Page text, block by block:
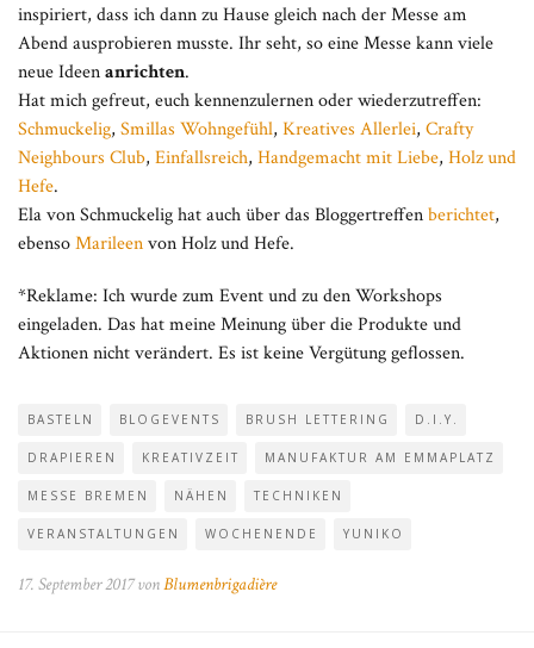
inspiriert, dass ich dann zu Hause gleich nach der Messe am
Abend ausprobieren musste. Ihr seht, so eine Messe kann viele
neue Ideenanrichten.
Hat mich gefreut, euch kennenzulernen oder wiederzutreffen:
Schmuckelig, Smillas Wohngefühl, Kreatives Allerlei, Crafty
Neighbours Club, Einfallsreich, Handgemacht mit Liebe, Holz und
Hefe.
Ela von Schmuckelig hat auch über das Bloggertreffenberichtet,
ebensoMarileenvon Holz und Hefe.
*Reklame: Ich wurde zum Event und zu den Workshops
eingeladen. Das hat meine Meinung über die Produkte und
Aktionen nicht verändert. Es ist keine Vergütung geflossen.
BASTELN BLOGEVENTS BRUSH LETTERING D.I.Y.
DRAPIEREN KREATIVZEIT MANUFAKTUR AM EMMAPLATZ
MESSE BREMEN NÄHEN TECHNIKEN
VERANSTALTUNGEN WOCHENENDE YUNIKO
17. September 2017 vonBlumenbrigadière